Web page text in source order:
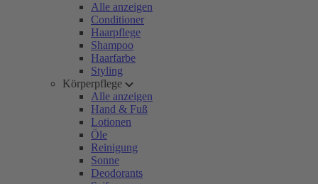
Alle anzeigen
Conditioner
Haarpflege
Shampoo
Haarfarbe
Styling
Körperpflege
Alle anzeigen
Hand & Fuß
Lotionen
Öle
Reinigung
Sonne
Deodorants